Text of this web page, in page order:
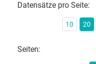
Datensätze pro Seite:
10 20
Seiten: